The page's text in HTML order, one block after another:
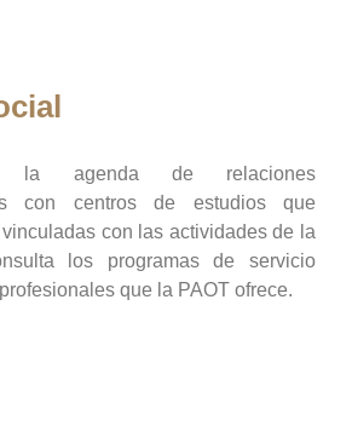
la agenda de relaciones
con centros de estudios que
con las actividades de la
los programas de servicio
que la PAOT ofrece.